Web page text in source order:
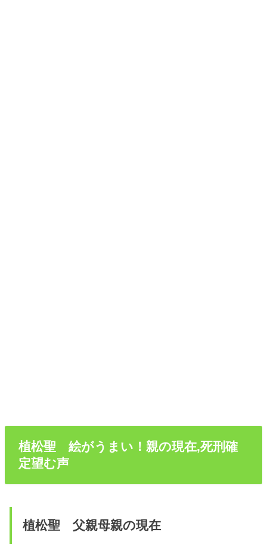
植松聖 絵がうまい！親の現在,死刑確
定望む声
植松聖 父親母親の現在